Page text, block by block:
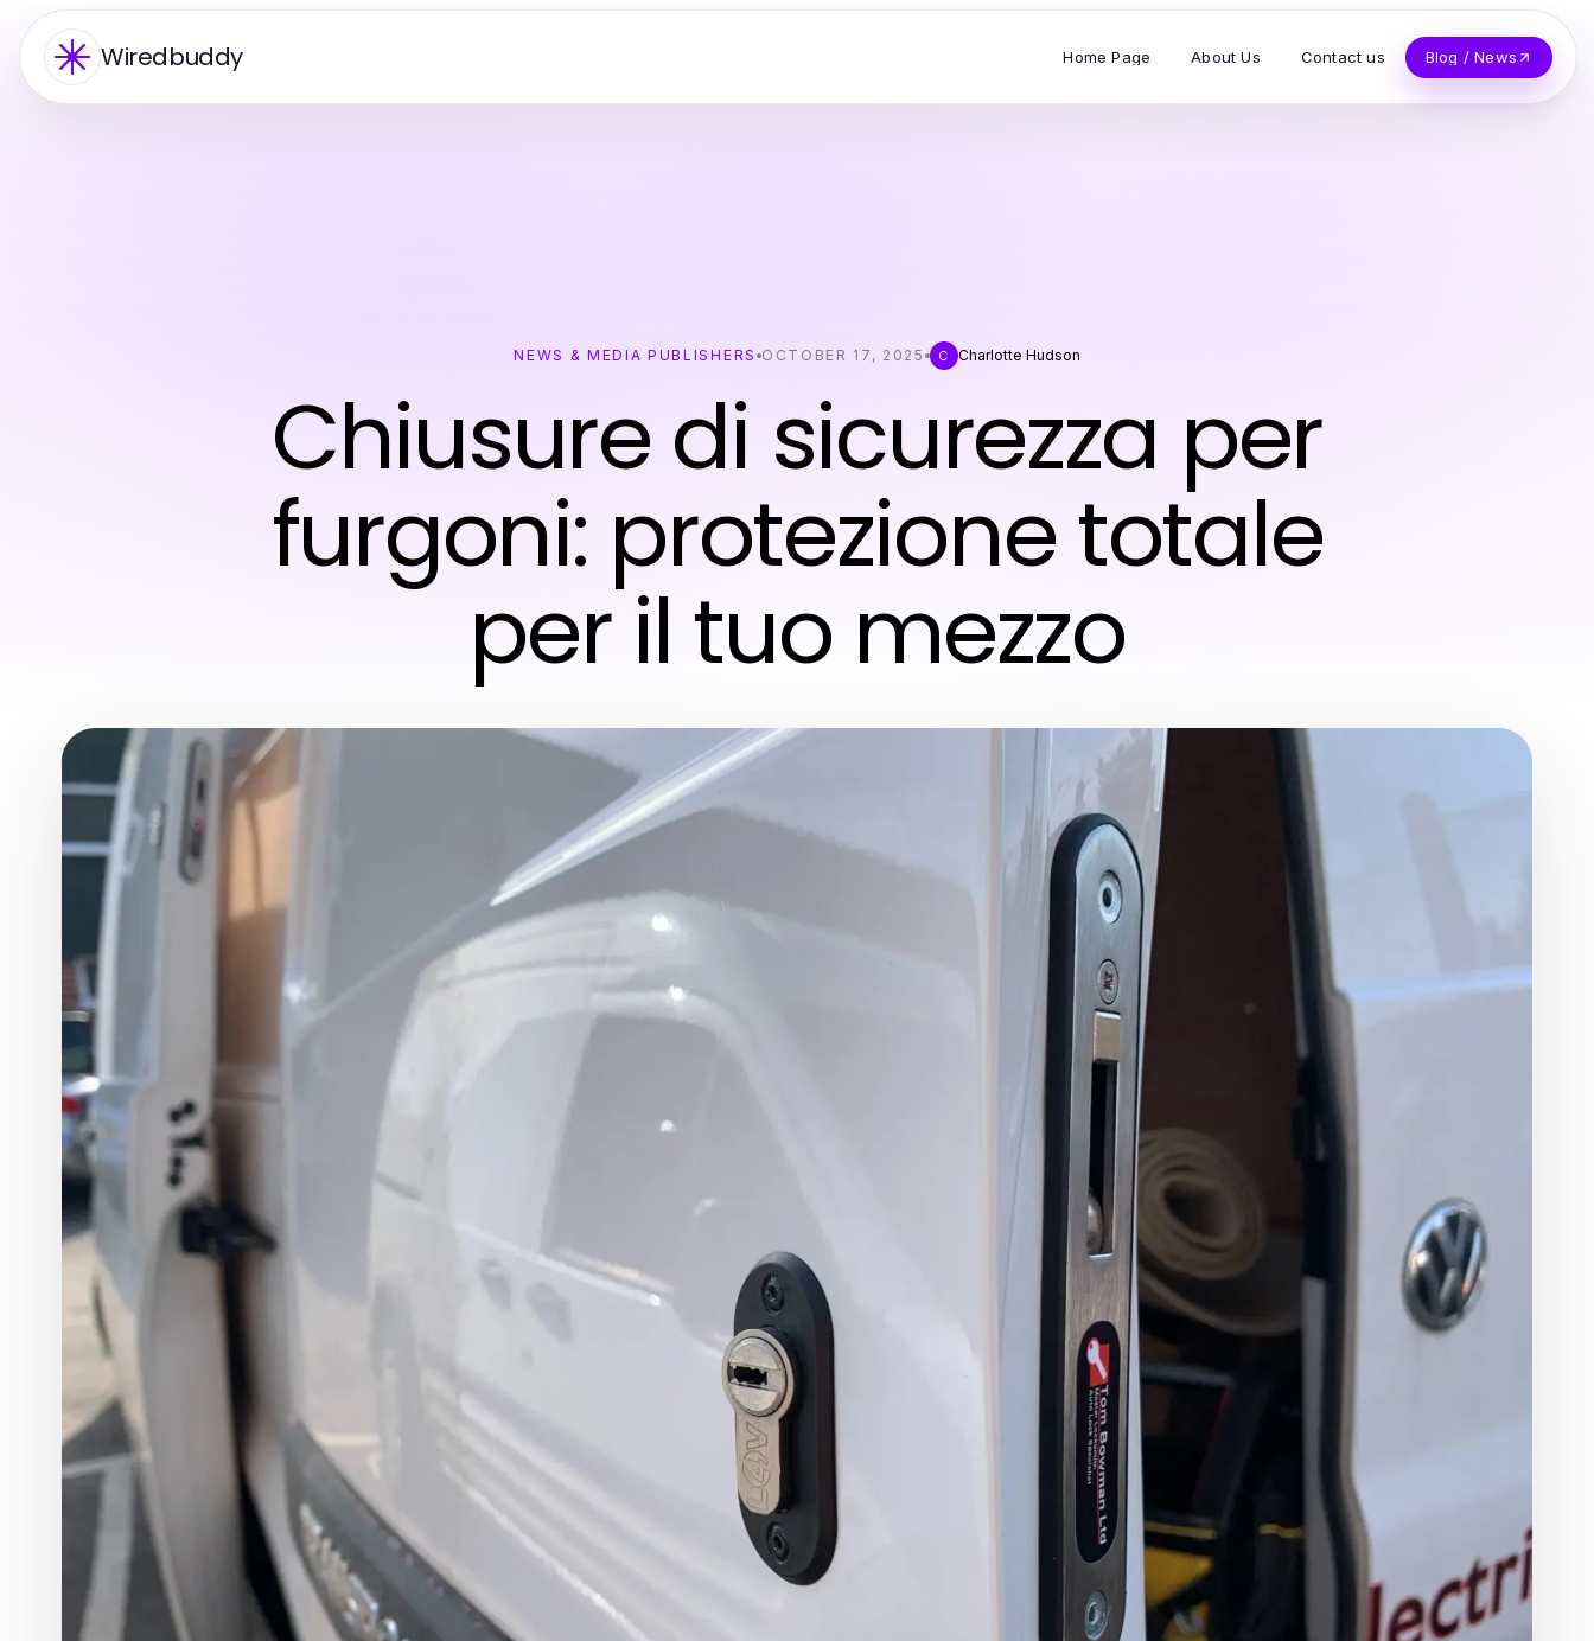
Wiredbuddy Home Page About Us Contact us Blog / News
NEWS & MEDIA PUBLISHERS OCTOBER 17, 2025 C Charlotte Hudson
Chiusure di sicurezza per
furgoni: protezione totale
per il tuo mezzo